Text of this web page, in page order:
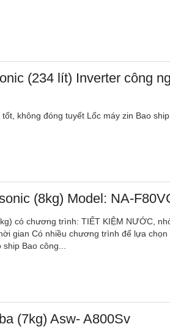
(234 lít) Inverter công
không đóng tuyết Lốc máy zin Bao
(8kg) Model: NA-
có chương trình: TIẾT KIỆM NƯỚC,
gian Có nhiều chương trình để lựa chọn
ship Bao công...
(7kg) Asw- A800Sv